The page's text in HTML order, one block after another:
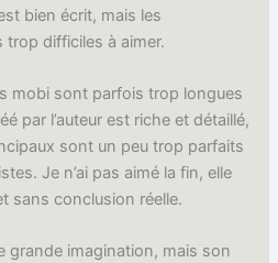
bien écrit, mais les
difficiles à aimer.
mobi sont parfois trop longues
par l’auteur est riche et détaillé,
sont un peu trop parfaits
Je n’ai pas aimé la fin, elle
sans conclusion réelle.
grande imagination, mais son